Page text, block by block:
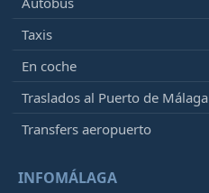
Taxis
En coche
Traslados al Puerto de Málaga
Transfers aeropuerto
INFOMÁLAGA